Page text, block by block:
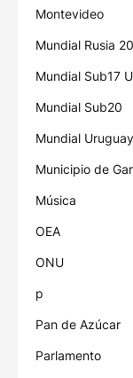
Montevideo
Mundial Rusia
Mundial Sub17
Mundial Sub20
Mundial Uruguay
Municipio de
Música
OEA
ONU
p
Pan de Azúcar
Parlamento